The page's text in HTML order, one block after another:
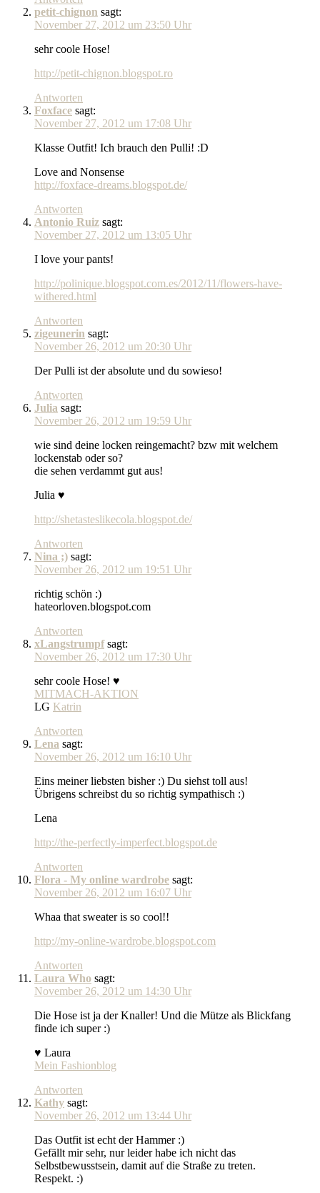
petit-chignon sagt:
November 27, 2012 um 23:50 Uhr
sehr coole Hose!
http://petit-chignon.blogspot.ro
Antworten
Foxface sagt:
November 27, 2012 um 17:08 Uhr
Klasse Outfit! Ich brauch den Pulli! :D
Love and Nonsense
http://foxface-dreams.blogspot.de/
Antworten
Antonio Ruiz sagt:
November 27, 2012 um 13:05 Uhr
I love your pants!
http://polinique.blogspot.com.es/2012/11/flowers-have-
withered.html
Antworten
zigeunerin sagt:
November 26, 2012 um 20:30 Uhr
Der Pulli ist der absolute und du sowieso!
Antworten
Julia sagt:
November 26, 2012 um 19:59 Uhr
wie sind deine locken reingemacht? bzw mit welchem
lockenstab oder so?
die sehen verdammt gut aus!
Julia ♥
http://shetasteslikecola.blogspot.de/
Antworten
Nina ;) sagt:
November 26, 2012 um 19:51 Uhr
richtig schön :)
hateorloven.blogspot.com
Antworten
xLangstrumpf sagt:
November 26, 2012 um 17:30 Uhr
sehr coole Hose! ♥
MITMACH-AKTION
LG Katrin
Antworten
Lena sagt:
November 26, 2012 um 16:10 Uhr
Eins meiner liebsten bisher :) Du siehst toll aus!
Übrigens schreibst du so richtig sympathisch :)
Lena
http://the-perfectly-imperfect.blogspot.de
Antworten
Flora - My online wardrobe sagt:
November 26, 2012 um 16:07 Uhr
Whaa that sweater is so cool!!
http://my-online-wardrobe.blogspot.com
Antworten
Laura Who sagt:
November 26, 2012 um 14:30 Uhr
Die Hose ist ja der Knaller! Und die Mütze als Blickfang
finde ich super :)
♥ Laura
Mein Fashionblog
Antworten
Kathy sagt:
November 26, 2012 um 13:44 Uhr
Das Outfit ist echt der Hammer :)
Gefällt mir sehr, nur leider habe ich nicht das
Selbstbewusstsein, damit auf die Straße zu treten.
Respekt. :)